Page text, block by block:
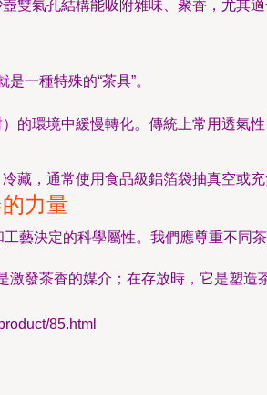
壺雙氣孔結構能吸附雜味、聚香，尤
一種特殊的“茶具”。
）的環境中緩慢轉化。傳統上常用透
藏，通常使用食品級鋁箔袋抽真空或
力量
藝決定的科學屬性。我們應尊重不同
發茶香的媒介；在存放時，它是塑
85.html